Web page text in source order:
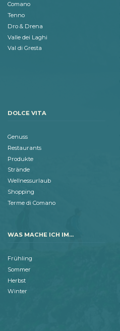
Comano
Tenno
Dro & Drena
Valle dei Laghi
Val di Gresta
DOLCE VITA
Genuss
Restaurants
Produkte
Strände
Wellnessurlaub
Shopping
Terme di Comano
WAS MACHE ICH IM...
Frühling
Sommer
Herbst
Winter